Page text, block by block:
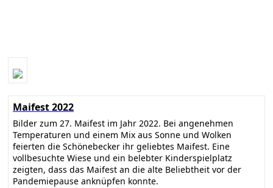
Maifest 2022
Bilder zum 27. Maifest im Jahr 2022. Bei angenehmen
Temperaturen und einem Mix aus Sonne und Wolken
feierten die Schönebecker ihr geliebtes Maifest. Eine
vollbesuchte Wiese und ein belebter Kinderspielplatz
zeigten, dass das Maifest an die alte Beliebtheit vor der
Pandemiepause anknüpfen konnte.